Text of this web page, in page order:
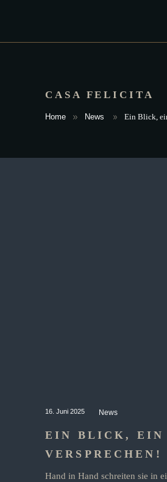
CASA FELICITA
Home News Ein Blick,
16. Juni 2025 News
EIN BLICK, EIN
VERSPRECHEN!
Hand in Hand schreiten sie in